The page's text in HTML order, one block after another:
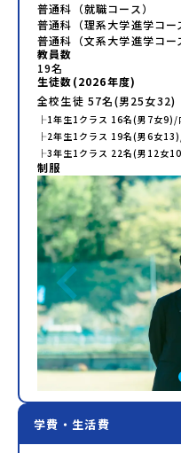
普通科（就職コース）
普通科（理系大学進学コー
普通科（文系大学進学コー
教員数
19名
生徒数(2026年度)
全校生徒 57名(男25女32)
├1年生1 クラス 16名(男 7女9)/
├2年生1 クラス 19名(男6女13
├3年生1 クラス 22名(男 12女10
制服
学費・生活費